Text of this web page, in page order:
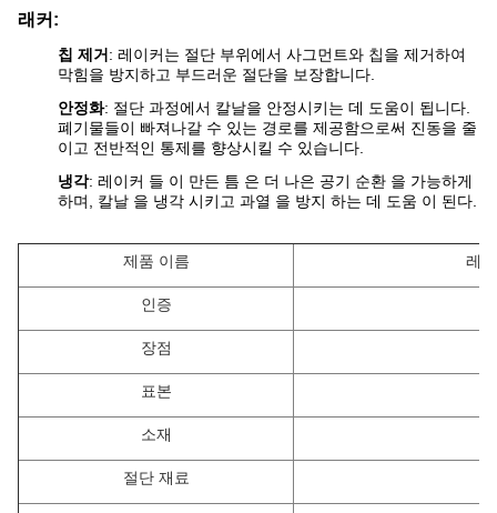
래커:
칩 제거 : 레이커는 절단 부위에서 사그먼트와 칩을 제거하여
막힘을 방지하고 부드러운 절단을 보장합니다.
안정화: 절단 과정에서 칼날을 안정시키는 데 도움이 됩니다.
폐기물들이 빠져나갈 수 있는 경로를 제공함으로써 진동을 줄
이고 전반적인 통제를 향상시킬 수 있습니다.
냉각: 레이커 들 이 만든 틈 은 더 나은 공기 순환 을 가능하게
하며, 칼날 을 냉각 시키고 과열 을 방지 하는 데 도움 이 된다.
제품 이름 레
인증
장점
표본
소재
절단 재료